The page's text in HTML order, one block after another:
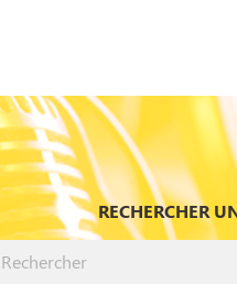
RECHERCHER